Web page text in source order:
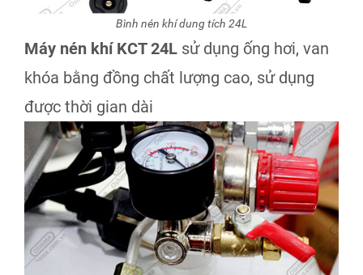
Bình nén khí dung tích 24L
Máy nén khí KCT 24L sử dụng ống hơi, van
khóa bằng đồng chất lượng cao, sử dụng
được thời gian dài